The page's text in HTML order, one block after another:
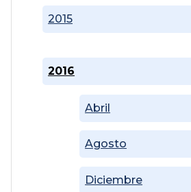
2015
2016
Abril
Agosto
Diciembre